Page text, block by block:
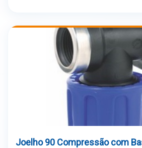
Joelho 90 Compressão com